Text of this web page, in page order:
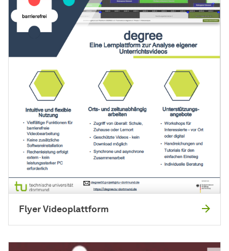
Flyer Videoplattform